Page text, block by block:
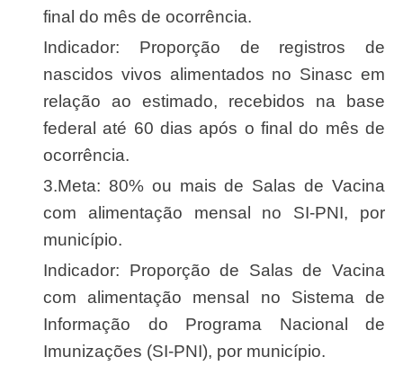
final do mês de ocorrência.
Indicador: Proporção de registros de
nascidos vivos alimentados no Sinasc em
relação ao estimado, recebidos na base
federal até 60 dias após o final do mês de
ocorrência.
3.Meta: 80% ou mais de Salas de Vacina
com alimentação mensal no SI-PNI, por
município.
Indicador: Proporção de Salas de Vacina
com alimentação mensal no Sistema de
Informação do Programa Nacional de
Imunizações (SI-PNI), por município.